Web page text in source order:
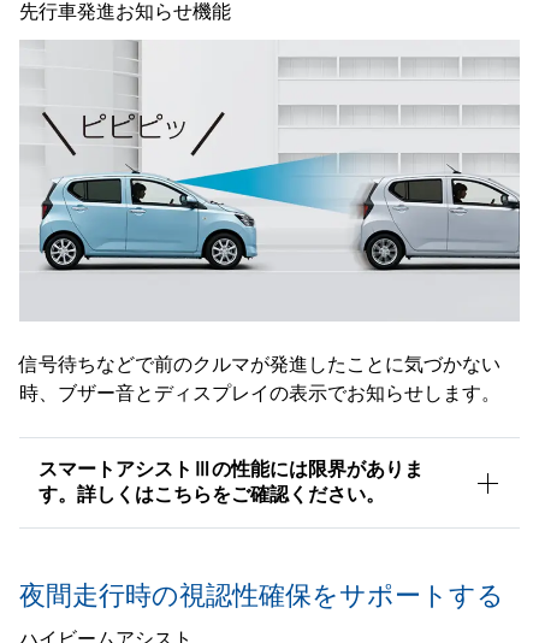
先行車発進お知らせ機能
信号待ちなどで前のクルマが発進したことに気づかない
時、ブザー音とディスプレイの表示でお知らせします。
スマートアシストⅢの性能には限界がありま
す。詳しくはこちらをご確認ください。
夜間走行時の視認性確保をサポートする